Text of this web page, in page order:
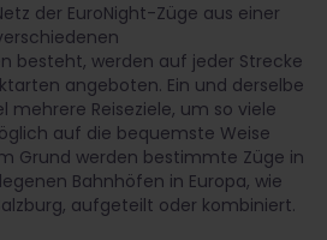
der EuroNight-Züge aus einer
besteht, werden auf jeder Strecke
angeboten. Ein und derselbe
mehrere Reiseziele, um so viele
auf die bequemste Weise
Grund werden bestimmte Züge in
Bahnhöfen in Europa, wie
aufgeteilt oder kombiniert.